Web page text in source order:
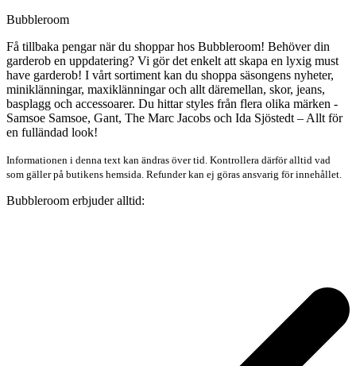
Bubbleroom
Få tillbaka pengar när du shoppar hos Bubbleroom! Behöver din
garderob en uppdatering? Vi gör det enkelt att skapa en lyxig must
have garderob! I vårt sortiment kan du shoppa säsongens nyheter,
miniklänningar, maxiklänningar och allt däremellan, skor, jeans,
basplagg och accessoarer. Du hittar styles från flera olika märken -
Samsoe Samsoe, Gant, The Marc Jacobs och Ida Sjöstedt – Allt för
en fulländad look!
Informationen i denna text kan ändras över tid. Kontrollera därför alltid vad
som gäller på butikens hemsida. Refunder kan ej göras ansvarig för innehållet.
Bubbleroom erbjuder alltid: